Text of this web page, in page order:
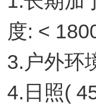
度: <
3.户外环
4.日照(